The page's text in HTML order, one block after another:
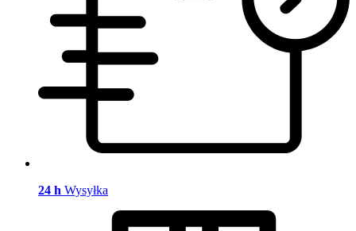
24 h Wysyłka